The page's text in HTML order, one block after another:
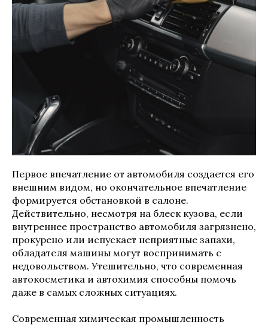
Первое впечатление от автомобиля создается его
внешним видом, но окончательное впечатление
формируется обстановкой в салоне.
Действительно, несмотря на блеск кузова, если
внутреннее пространство автомобиля загрязнено,
прокурено или испускает неприятные запахи,
обладателя машины могут воспринимать с
недовольством. Утешительно, что современная
автокосметика и автохимия способны помочь
даже в самых сложных ситуациях.
Современная химическая промышленность